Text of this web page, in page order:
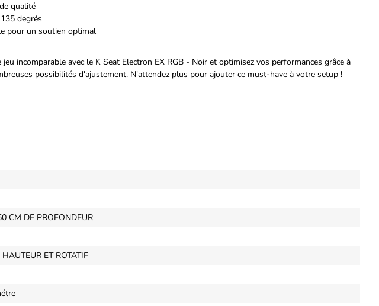
qualité
degrés
pour un soutien optimal
incomparable avec le K Seat Electron EX RGB - Noir et optimisez vos performances grâce à
possibilités d'ajustement. N'attendez plus pour ajouter ce must-have à votre setup !
CM DE PROFONDEUR
ET ROTATIF